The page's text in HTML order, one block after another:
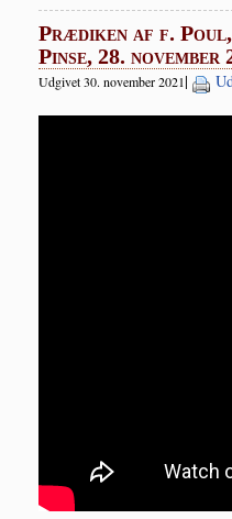
Prædiken af f.
Pinse, 28. november
Udgivet 30. november 2021|